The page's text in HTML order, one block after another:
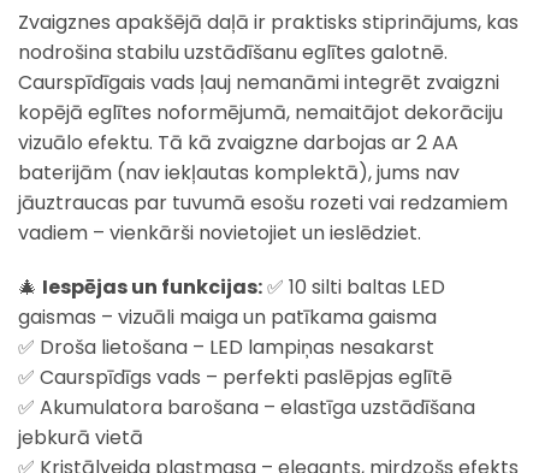
Zvaigznes apakšējā daļā ir praktisks stiprinājums, kas
nodrošina stabilu uzstādīšanu eglītes galotnē.
Caurspīdīgais vads ļauj nemanāmi integrēt zvaigzni
kopējā eglītes noformējumā, nemaitājot dekorāciju
vizuālo efektu. Tā kā zvaigzne darbojas ar 2 AA
baterijām (nav iekļautas komplektā), jums nav
jāuztraucas par tuvumā esošu rozeti vai redzamiem
vadiem – vienkārši novietojiet un ieslēdziet.
🎄 Iespējas un funkcijas:✅ 10 silti baltas LED
gaismas – vizuāli maiga un patīkama gaisma
✅ Droša lietošana – LED lampiņas nesakarst
✅ Caurspīdīgs vads – perfekti paslēpjas eglītē
✅ Akumulatora barošana – elastīga uzstādīšana
jebkurā vietā